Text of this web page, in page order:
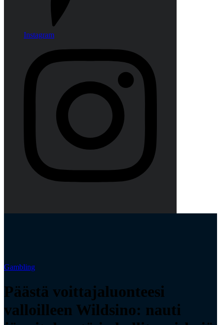
Instagram
Gambling
Päästä voittajaluonteesi
valloilleen Wildsino: nauti